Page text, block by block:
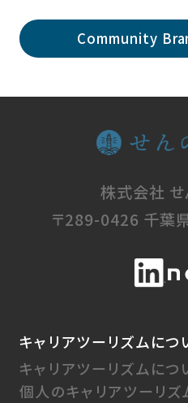
Community
株式会社
〒289-0426 千葉
キャリアツーリズムにつ
キャリアツーリズムにつ
個人のキャリアツーリズ